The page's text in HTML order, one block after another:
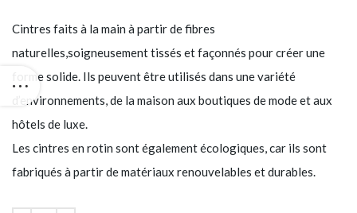
Cintres faits à la main à partir de fibres
naturelles,soigneusement tissés et façonnés pour créer une
forme solide. Ils peuvent être utilisés dans une variété
d’environnements, de la maison aux boutiques de mode et aux
hôtels de luxe.
Les cintres en rotin sont également écologiques, car ils sont
fabriqués à partir de matériaux renouvelables et durables.